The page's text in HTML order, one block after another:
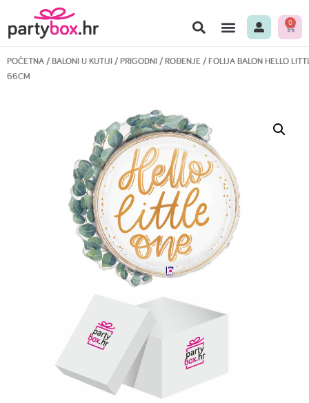
0
POČETNA/BALONI U KUTIJI/PRIGODNI/ROĐENJE/ FOLIJA BALON HELLO
66CM